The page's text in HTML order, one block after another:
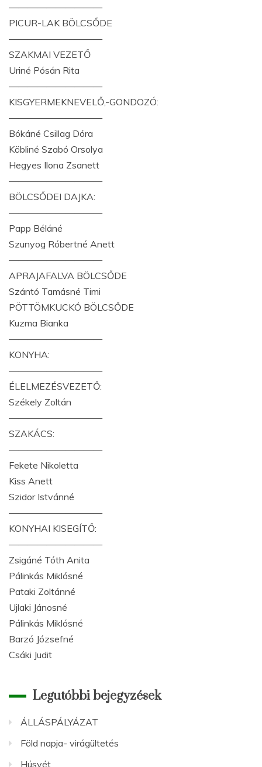
——————————
PICUR-LAK BÖLCSŐDE
——————————
SZAKMAI VEZETŐ
Uriné Pósán Rita
——————————
KISGYERMEKNEVELŐ,-GONDOZÓ:
——————————
Bókáné Csillag Dóra
Köbliné Szabó Orsolya
Hegyes Ilona Zsanett
——————————
BÖLCSŐDEI DAJKA:
——————————
Papp Béláné
Szunyog Róbertné Anett
——————————
APRAJAFALVA BÖLCSŐDE
Szántó Tamásné Timi
PÖTTÖMKUCKÓ BÖLCSŐDE
Kuzma Bianka
——————————
KONYHA:
——————————
ÉLELMEZÉSVEZETŐ:
Székely Zoltán
——————————
SZAKÁCS:
——————————
Fekete Nikoletta
Kiss Anett
Szidor Istvánné
——————————
KONYHAI KISEGÍTŐ:
——————————
Zsigáné Tóth Anita
Pálinkás Miklósné
Pataki Zoltánné
Ujlaki Jánosné
Pálinkás Miklósné
Barzó Józsefné
Csáki Judit
Legutóbbi bejegyzések
ÁLLÁSPÁLYÁZAT
Föld napja- virágültetés
Húsvét